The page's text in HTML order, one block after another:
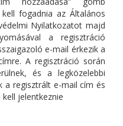
fogadnia az Általános
Nyilatkozatot majd
a regisztráció
e-mail érkezik a
A regisztráció során
és a legközelebbi
a regisztrált e-mail cím és
jelentkeznie